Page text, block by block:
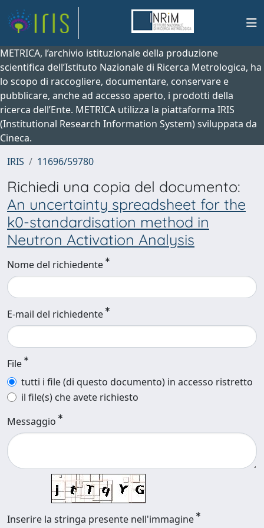
METRICA, l’archivio istituzionale della produzione
scientifica dell’Istituto Nazionale di Ricerca Metrologica, ha
lo scopo di raccogliere, documentare, conservare e
pubblicare, anche ad accesso aperto, i prodotti della
ricerca dell’Ente. METRICA utilizza la piattaforma IRIS
(Institutional Research Information System) sviluppata da
Cineca.
IRIS
11696/59780
Richiedi una copia del documento:
An uncertainty spreadsheet for the
k0-standardisation method in
Neutron Activation Analysis
Nome del richiedente
E-mail del richiedente
File
tutti i file (di questo documento) in accesso ristretto
il file(s) che avete richiesto
Messaggio
Inserire la stringa presente nell'immagine